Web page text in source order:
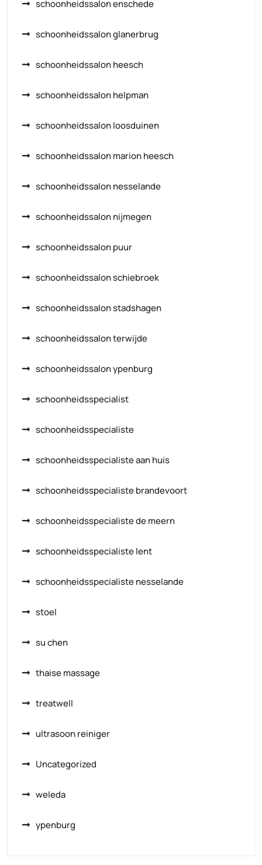
schoonheidssalon enschede
schoonheidssalon glanerbrug
schoonheidssalon heesch
schoonheidssalon helpman
schoonheidssalon loosduinen
schoonheidssalon marion heesch
schoonheidssalon nesselande
schoonheidssalon nijmegen
schoonheidssalon puur
schoonheidssalon schiebroek
schoonheidssalon stadshagen
schoonheidssalon terwijde
schoonheidssalon ypenburg
schoonheidsspecialist
schoonheidsspecialiste
schoonheidsspecialiste aan huis
schoonheidsspecialiste brandevoort
schoonheidsspecialiste de meern
schoonheidsspecialiste lent
schoonheidsspecialiste nesselande
stoel
su chen
thaise massage
treatwell
ultrasoon reiniger
Uncategorized
weleda
ypenburg